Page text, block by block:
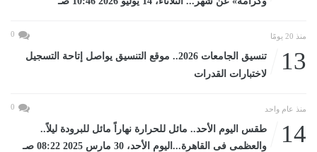
منذ 20 يومًا 0
13
تنسيق الجامعات 2026.. موقع التنسيق يواصل إتاحة التسجيل
لاختبارات القدرات
منذ عام واحد 0
14
طقس اليوم الأحد.. مائل للحرارة نهاراً مائل للبرودة ليلاً..
والعظمى فى القاهرة...اليوم الأحد، 30 مارس 2025 08:22 صـ